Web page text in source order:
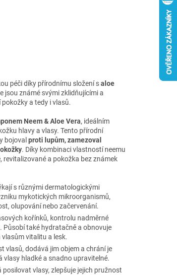
péči díky přírodnímu složení saloe
jsou známé svými zklidňujícími a
a tedy i vlasů.
Neem & Aloe Vera, ideálním
hlavy a vlasy. Tento přírodní
bojoval proti lupům, zamezoval
. Díky kombinaci vlastností neemu
revitalizované a pokožka bez známek
s různými dermatologickými
mykotických mikroorganismů,
olupování nebo začervenání.
kořínků, kontrolu nadměrné
také hydratačně a obnovuje
vitalitu a lesk.
vlasů, dodává jim objem a chrání je
vlasy hladké a snadno upravitelné.
posilovat vlasy, zlepšuje jejich pružnost